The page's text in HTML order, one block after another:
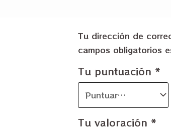
Tu dirección de
campos obligatorios
Tu puntuación *
Tu valoración *